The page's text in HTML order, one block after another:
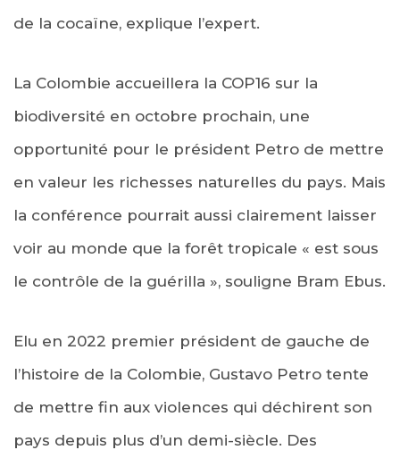
de la cocaïne, explique l’expert.
La Colombie accueillera la COP16 sur la
biodiversité en octobre prochain, une
opportunité pour le président Petro de mettre
en valeur les richesses naturelles du pays. Mais
la conférence pourrait aussi clairement laisser
voir au monde que la forêt tropicale « est sous
le contrôle de la guérilla », souligne Bram Ebus.
Elu en 2022 premier président de gauche de
l’histoire de la Colombie, Gustavo Petro tente
de mettre fin aux violences qui déchirent son
pays depuis plus d’un demi-siècle. Des